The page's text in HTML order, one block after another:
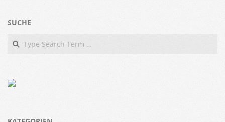
SUCHE
Search